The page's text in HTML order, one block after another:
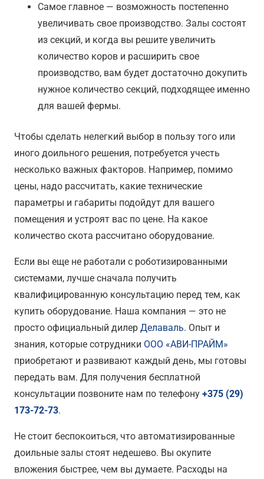
Самое главное — возможность постепенно
увеличивать свое производство. Залы состоят
из секций, и когда вы решите увеличить
количество коров и расширить свое
производство, вам будет достаточно докупить
нужное количество секций, подходящее именно
для вашей фермы.
Чтобы сделать нелегкий выбор в пользу того или
иного доильного решения, потребуется учесть
несколько важных факторов. Например, помимо
цены, надо рассчитать, какие технические
параметры и габариты подойдут для вашего
помещения и устроят вас по цене. На какое
количество скота рассчитано оборудование.
Если вы еще не работали с роботизированными
системами, лучше сначала получить
квалифицированную консультацию перед тем, как
купить оборудование. Наша компания — это не
просто официальный дилер Делаваль. Опыт и
знания, которые сотрудники ООО «АВИ-ПРАЙМ»
приобретают и развивают каждый день, мы готовы
передать вам. Для получения бесплатной
консультации позвоните нам по телефону +375 (29)
173-72-73.
Не стоит беспокоиться, что автоматизированные
доильные залы стоят недешево. Вы окупите
вложения быстрее, чем вы думаете. Расходы на